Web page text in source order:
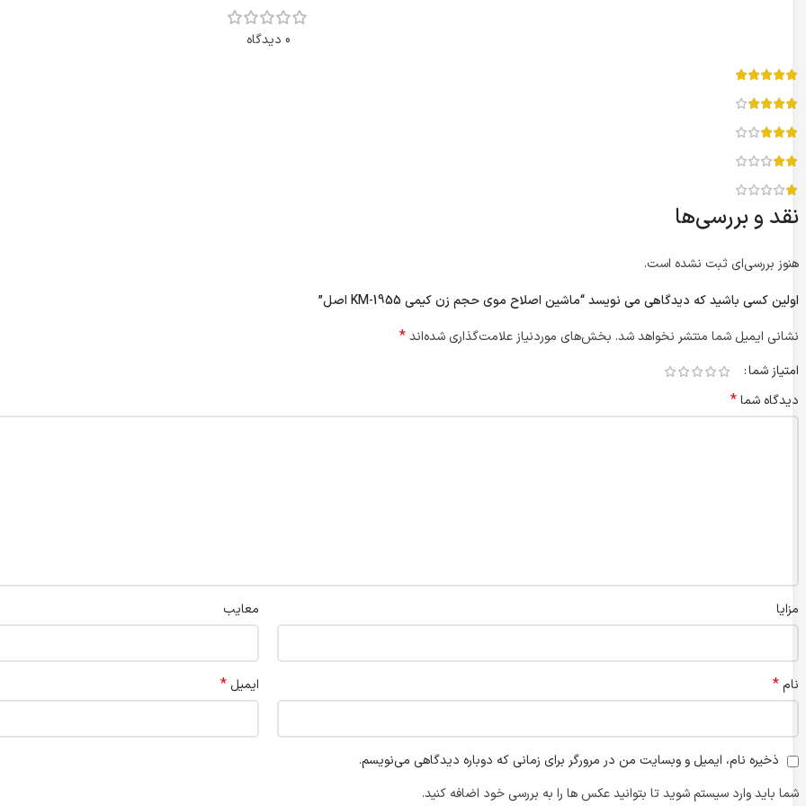
0 دیدگاه
نقد و بررسی‌ها
هنوز بررسی‌ای ثبت نشده است.
اولین کسی باشید که دیدگاهی می نویسد “ماشین اصلاح موی حجم زن کیمی KM-1955 اصل”
نشانی ایمیل شما منتشر نخواهد شد. بخش‌های موردنیاز علامت‌گذاری شده‌اند*
امتیاز شما
دیدگاه شما*
مزایا معایب
نام* ایمیل *
ذخیره نام، ایمیل و وبسایت من در مرورگر برای زمانی که دوباره دیدگاهی می‌نویسم.
شما باید وارد سیستم شوید تا بتوانید عکس ها را به بررسی خود اضافه کنید.